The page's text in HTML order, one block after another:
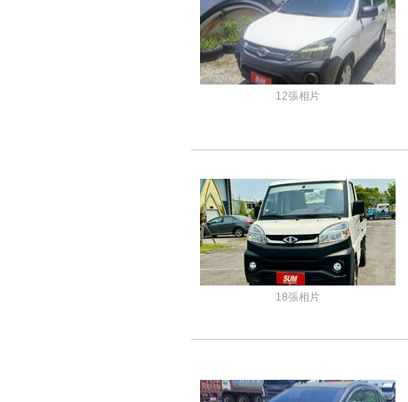
12張相片
18張相片